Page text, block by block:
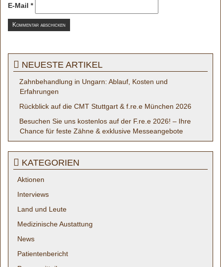
E-Mail *
NEUESTE ARTIKEL
Zahnbehandlung in Ungarn: Ablauf, Kosten und
Erfahrungen
Rückblick auf die CMT Stuttgart & f.re.e München 2026
Besuchen Sie uns kostenlos auf der F.re.e 2026! – Ihre
Chance für feste Zähne & exklusive Messeangebote
KATEGORIEN
Aktionen
Interviews
Land und Leute
Medizinische Austattung
News
Patientenbericht